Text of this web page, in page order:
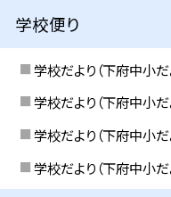
学校便り
学校だより（下府中小だ
学校だより（下府中小だ
学校だより（下府中小だ
学校だより（下府中小だ